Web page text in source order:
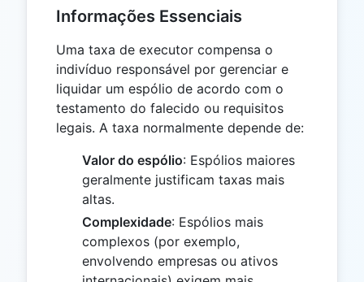
Informações Essenciais
Uma taxa de executor compensa o
indivíduo responsável por gerenciar e
liquidar um espólio de acordo com o
testamento do falecido ou requisitos
legais. A taxa normalmente depende de:
Valor do espólio: Espólios maiores
geralmente justificam taxas mais
altas.
Complexidade: Espólios mais
complexos (por exemplo,
envolvendo empresas ou ativos